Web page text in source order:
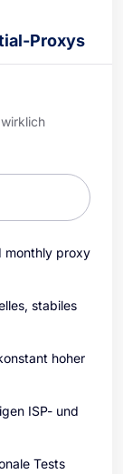
Proxys
monthly proxy
stabiles
hoher
ISP- und
Tests